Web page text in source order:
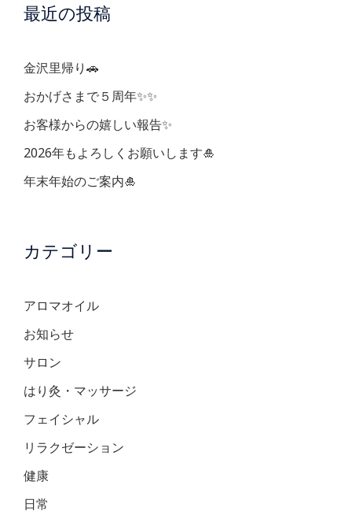
最近の投稿
金沢里帰り🚗
おかげさまで５周年✨✨
お客様からの嬉しい報告✨
2026年もよろしくお願いします🎍
年末年始のご案内🎍
カテゴリー
アロマオイル
お知らせ
サロン
はり灸・マッサージ
フェイシャル
リラクゼーション
健康
日常